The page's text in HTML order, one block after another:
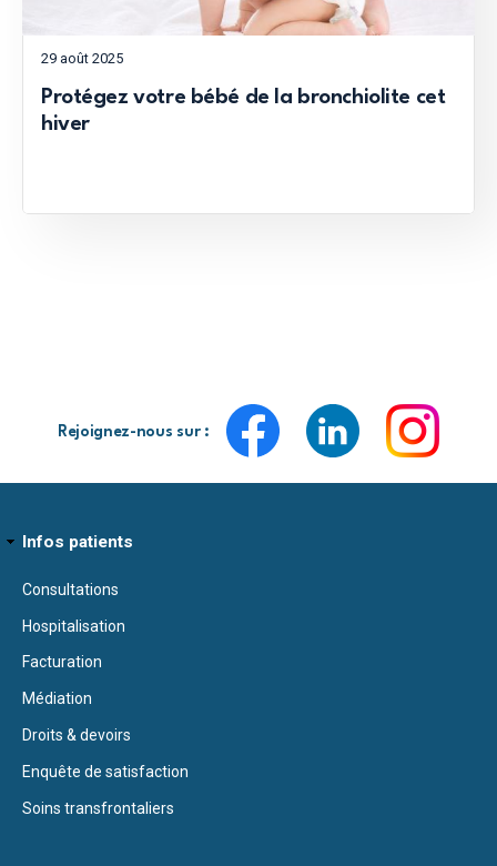
29 août 2025
Protégez votre bébé de la bronchiolite cet
hiver
Rejoignez-nous sur :
Infos patients
Consultations
Hospitalisation
Facturation
Médiation
Droits & devoirs
Enquête de satisfaction
Soins transfrontaliers